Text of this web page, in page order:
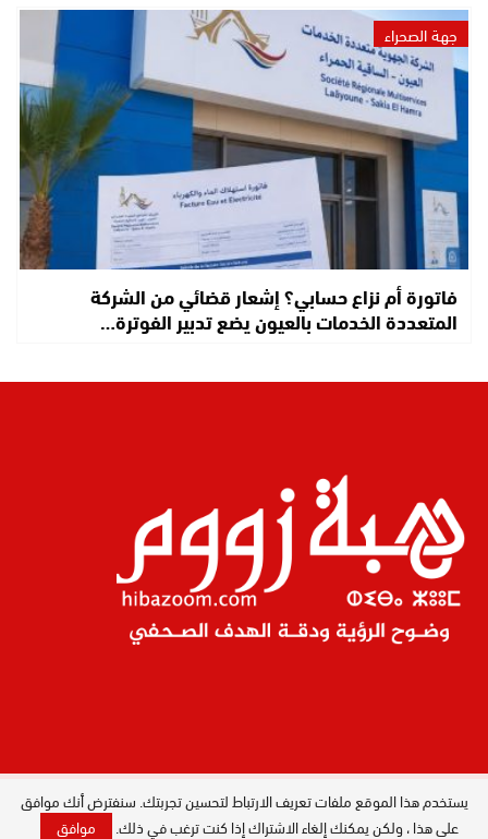
جهة الصحراء
فاتورة أم نزاع حسابي؟ إشعار قضائي من الشركة
المتعددة الخدمات بالعيون يضع تدبير الفوترة…
المدير العام : ليلى البصري بصيري / جميع
الحقوق محفوظة © 2026
يستخدم هذا الموقع ملفات تعريف الارتباط لتحسين تجربتك. سنفترض أنك موافق
على هذا ، ولكن يمكنك إلغاء الاشتراك إذا كنت ترغب في ذلك.
موافق